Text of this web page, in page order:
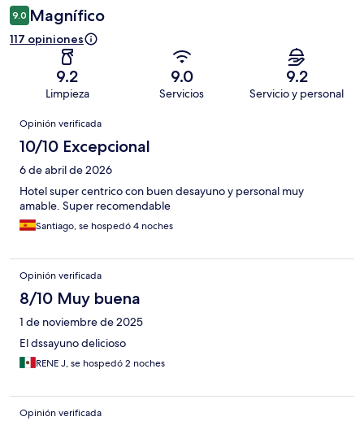
9.0 Magnífico
117 opiniones
9.2
Limpieza
9.0
Servicios
9.2
Servicio y personal
Opiniones
Opinión verificada
10/10 Excepcional
6 de abril de 2026
Hotel super centrico con buen desayuno y personal muy
amable. Super recomendable
Santiago, se hospedó 4 noches
Opinión verificada
8/10 Muy buena
1 de noviembre de 2025
El dssayuno delicioso
RENE J, se hospedó 2 noches
Opinión verificada